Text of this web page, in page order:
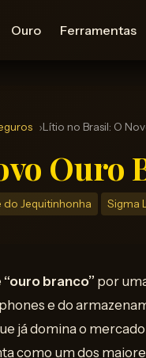
Ouro Ferramentas
Lítio no Brasil: O
Ouro
do Jequitinhonha Sigma
“ouro branco” por
e do
já domina o
como um dos